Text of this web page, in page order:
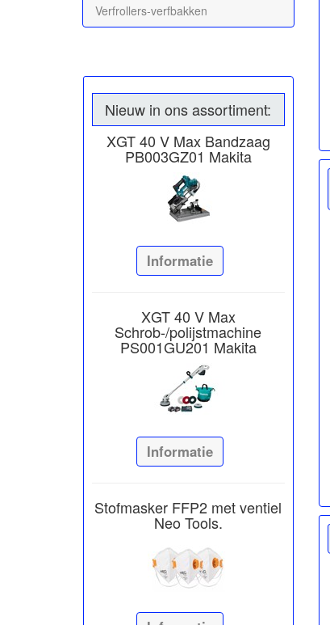
Verfrollers-verfbakken
Nieuw in ons assortiment:
XGT 40 V Max Bandzaag
PB003GZ01 Makita
Informatie
XGT 40 V Max
Schrob-/polijstmachine
PS001GU201 Makita
Informatie
Stofmasker FFP2 met ventiel
Neo Tools.